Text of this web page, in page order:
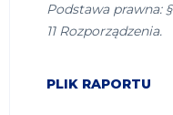
Podstawa prawna:
11 Rozporządzenia.
PLIK RAPORTU